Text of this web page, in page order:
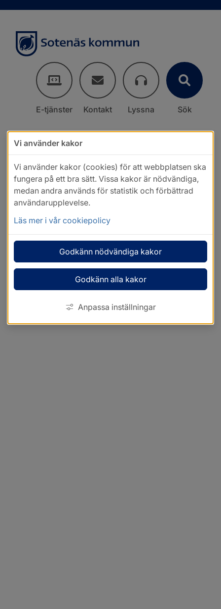
E-tjänster Kontakt Lyssna Sök
Vi använder kakor
Vi använder kakor (cookies) för att webbplatsen ska
fungera på ett bra sätt. Vissa kakor är nödvändiga,
medan andra används för statistik och förbättrad
användarupplevelse.
Läs mer i vår cookiepolicy
Godkänn nödvändiga kakor
Godkänn alla kakor
Anpassa inställningar